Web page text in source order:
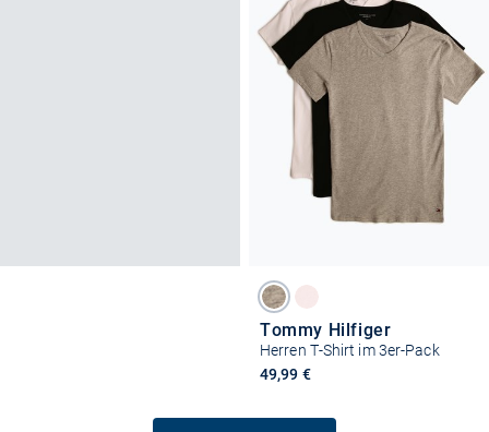
Tommy Hilfiger
Herren T-Shirt im 3er-Pack
49,99 €